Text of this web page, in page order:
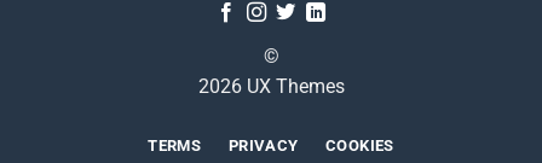
©
2026 UX Themes
TERMS PRIVACY COOKIES